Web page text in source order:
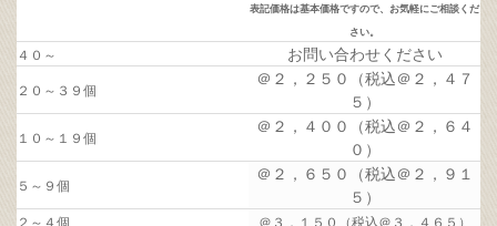
表記価格は基本価格ですので、お気軽にご相談くだ
さい。
４０～ お問い合わせください
２０～３９個
＠２，２５０（税込＠２，４７
５）
１０～１９個
＠２，４００（税込＠２，６４
０）
５～９個
＠２，６５０（税込＠２，９１
５）
２～４個 ＠３，１５０（税込＠３，４６５）